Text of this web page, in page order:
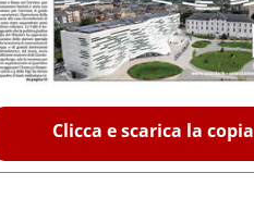
Clicca e scarica la copia